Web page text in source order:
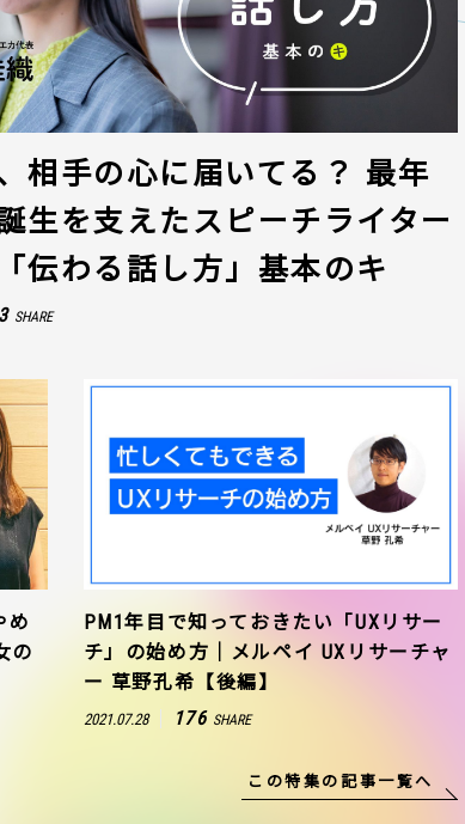
相手の心に届いてる？ 最年
生を支えたスピーチライター
伝わる話し方」基本のキ
SHARE
め
の
PM1年目で知っておきたい「UXリサー
チ」の始め方｜メルペイ UXリサーチャ
ー 草野孔希【後編】
2021.07.28 176 SHARE
この特集の記事一覧へ